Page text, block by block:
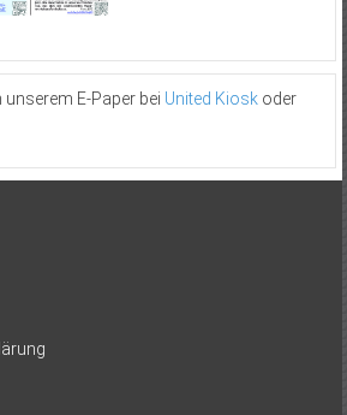
unserem E-Paper bei United Kioskoder